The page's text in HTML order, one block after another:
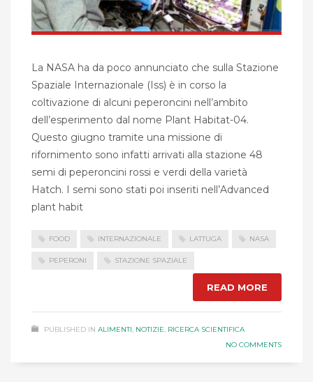
La NASA ha da poco annunciato che sulla Stazione
Spaziale Internazionale (Iss) è in corso la
coltivazione di alcuni peperoncini nell’ambito
dell’esperimento dal nome Plant Habitat-04.
Questo giugno tramite una missione di
rifornimento sono infatti arrivati alla stazione 48
semi di peperoncini rossi e verdi della varietà
Hatch. I semi sono stati poi inseriti nell’Advanced
plant habit
FOOD INTERNAZIONALE LATTUGA NASA
PEPERONI STAZIONE SPAZIALE
READ MORE
PUBLISHED IN ALIMENTI, NOTIZIE, RICERCA SCIENTIFICA
NO COMMENTS